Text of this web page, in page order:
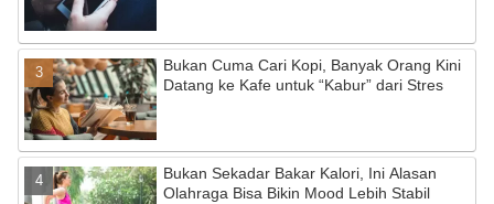
a
n
n
el
Bukan Cuma Cari Kopi, Banyak Orang Kini
Datang ke Kafe untuk “Kabur” dari Stres
Bukan Sekadar Bakar Kalori, Ini Alasan
Olahraga Bisa Bikin Mood Lebih Stabil